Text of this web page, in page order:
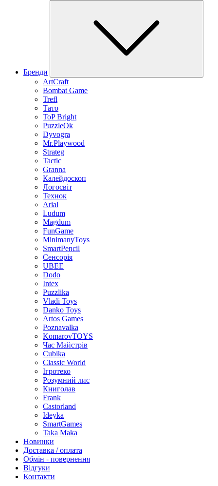
Бренди
ArtCraft
Bombat Game
Trefl
Тато
ToP Bright
PuzzleOk
Dyvogra
Mr.Playwood
Strateg
Tactic
Granna
Калейдоскоп
Логосвіт
Технок
Arial
Ludum
Magdum
FunGame
MinimanyToys
SmartPencil
Сенсорія
UBEE
Dodo
Intex
Puzzlika
Vladi Toys
Danko Toys
Artos Games
Poznavalka
KomarovTOYS
Час Майстрів
Cubika
Classic World
Ігротеко
Розумний лис
Книголав
Frank
Castorland
Ideyka
SmartGames
Taka Maka
Новинки
Доставка / оплата
Обмін - повернення
Відгуки
Контакти